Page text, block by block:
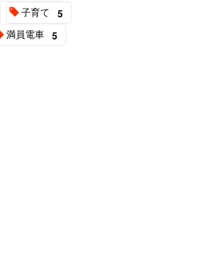
子育て 5
満員電車 5